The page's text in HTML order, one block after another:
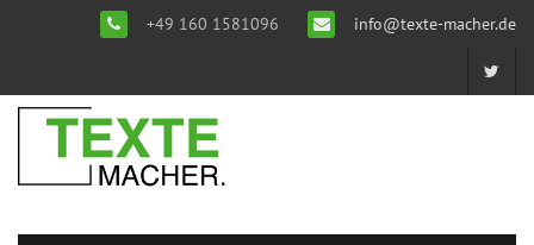
+49 160 1581096 info@texte-macher.de